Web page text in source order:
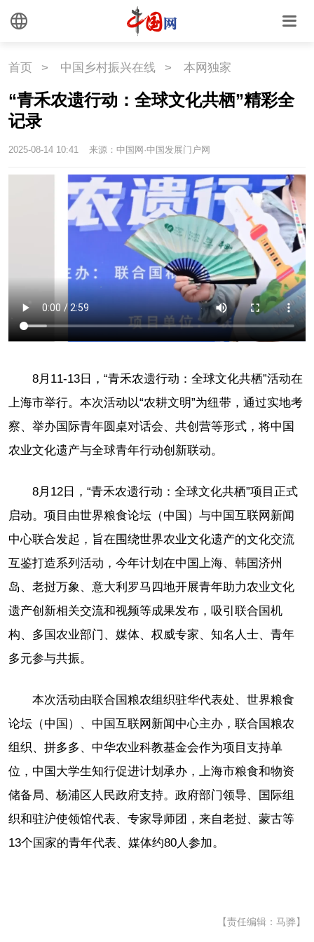
首页 > 中国乡村振兴在线 > 本网独家
“青禾农遗行动：全球文化共栖”精彩全
记录
2025-08-14 10:41 来源：中国网·中国发展门户网
8月11-13日，“青禾农遗行动：全球文化共栖”活动在
上海市举行。本次活动以“农耕文明”为纽带，通过实地考
察、举办国际青年圆桌对话会、共创营等形式，将中国
农业文化遗产与全球青年行动创新联动。
8月12日，“青禾农遗行动：全球文化共栖”项目正式
启动。项目由世界粮食论坛（中国）与中国互联网新闻
中心联合发起，旨在围绕世界农业文化遗产的文化交流
互鉴打造系列活动，今年计划在中国上海、韩国济州
岛、老挝万象、意大利罗马四地开展青年助力农业文化
遗产创新相关交流和视频等成果发布，吸引联合国机
构、多国农业部门、媒体、权威专家、知名人士、青年
多元参与共振。
本次活动由联合国粮农组织驻华代表处、世界粮食
论坛（中国）、中国互联网新闻中心主办，联合国粮农
组织、拼多多、中华农业科教基金会作为项目支持单
位，中国大学生知行促进计划承办，上海市粮食和物资
储备局、杨浦区人民政府支持。政府部门领导、国际组
织和驻沪使领馆代表、专家导师团，来自老挝、蒙古等
13个国家的青年代表、媒体约80人参加。
【责任编辑：马骅】